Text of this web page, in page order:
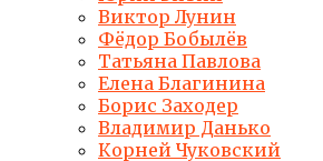
Виктор Лунин
Фёдор Бобылёв
Татьяна Павлова
Елена Благинина
Борис Заходер
Владимир Данько
Корней Чуковский